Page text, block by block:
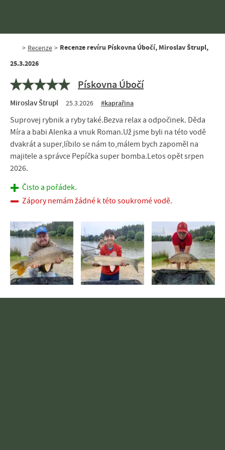
> Recenze > Recenze revíru Pískovna Úbočí, Miroslav Štrupl,
25.3.2026
Pískovna Úbočí
Miroslav Štrupl 25.3.2026 #kaprařina
Suprovej rybnik a ryby také.Bezva relax a odpočinek. Děda
Míra a babi Alenka a vnuk Roman.Už jsme byli na této vodě
dvakrát a super,líbilo se nám to,málem bych zapoměl na
majitele a správce Pepíčka super bomba.Letos opět srpen
2026.
Čisto a pořádek.
Zápory nemám žádné k této soukromé vodě.